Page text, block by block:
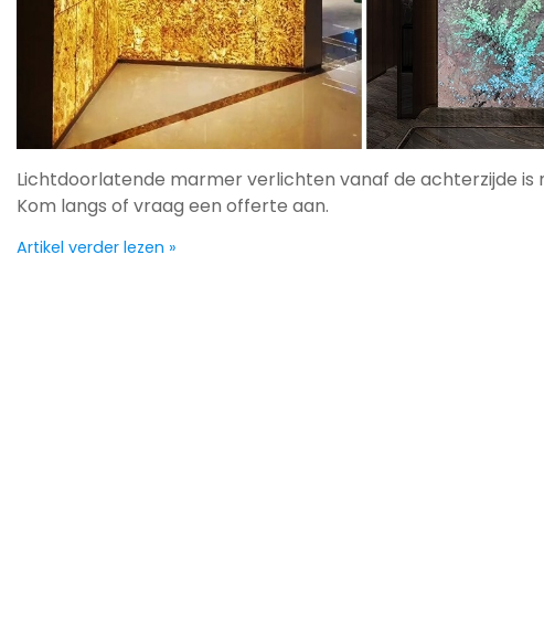
Lichtdoorlatende marmer verlichten vanaf de achterzijde is
Kom langs of vraag een offerte aan.
Artikel verder lezen »